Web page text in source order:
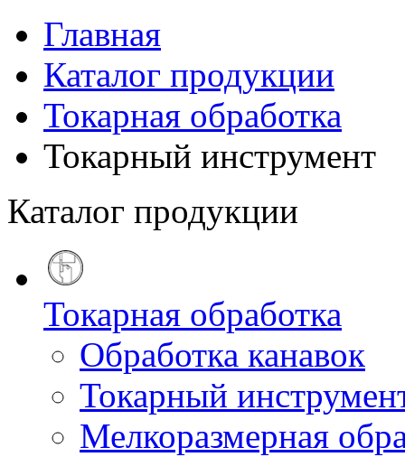
Главная
Каталог продукции
Токарная обработка
Токарный инструмент
Каталог продукции
Токарная обработка
Обработка канавок
Токарный
Мелкоразмерная